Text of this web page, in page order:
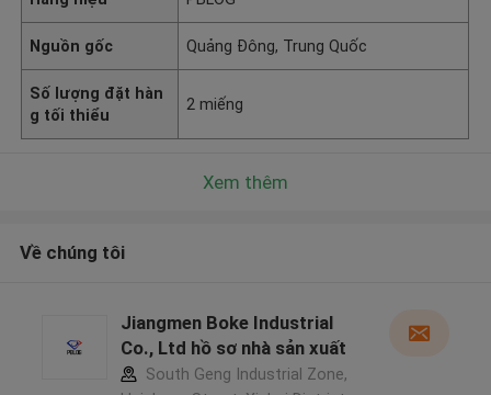
Nguồn gốc Quảng Đông, Trung Quốc
Số lượng đặt hàn
g tối thiểu
2 miếng
Xem thêm
Về chúng tôi
Jiangmen Boke Industrial
Co., Ltd hồ sơ nhà sản xuất
South Geng Industrial Zone,